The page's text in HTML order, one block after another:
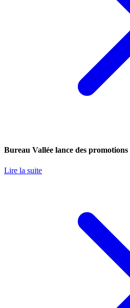
Bureau Vallée lance des
Lire la suite